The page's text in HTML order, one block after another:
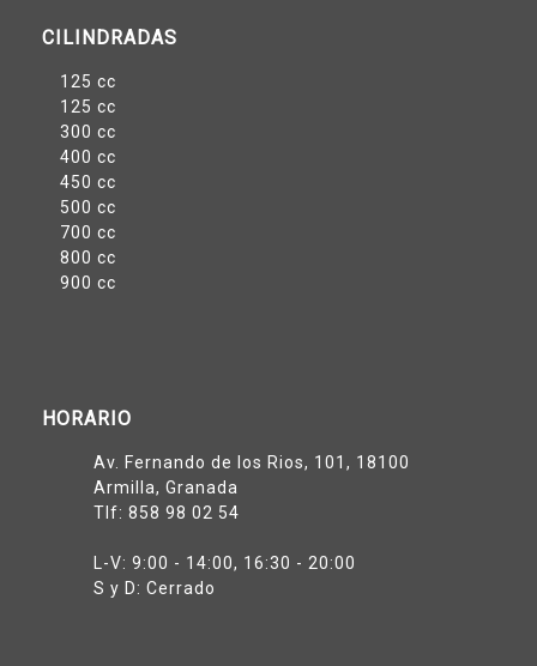
CILINDRADAS
125 cc
125 cc
300 cc
400 cc
450 cc
500 cc
700 cc
800 cc
900 cc
HORARIO
Av. Fernando de los Rios, 101, 18100
Armilla, Granada
Tlf: 858 98 02 54
L-V: 9:00 - 14:00, 16:30 - 20:00
S y D: Cerrado